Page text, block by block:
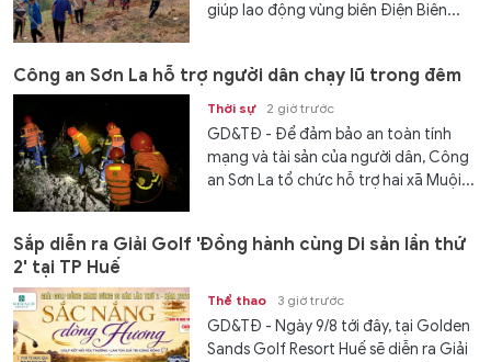
giúp lao động vùng biên Điện Biên...
Công an Sơn La hỗ trợ người dân chạy lũ trong đêm
Thời sự 2 giờ trước
GD&TĐ - Để đảm bảo an toàn tính
mạng và tài sản của người dân, Công
an Sơn La tổ chức hỗ trợ hai xã Muội...
Sắp diễn ra Giải Golf 'Đồng hành cùng Di sản lần thứ
2' tại TP Huế
Thể thao 3 giờ trước
GD&TĐ - Ngày 9/8 tới đây, tại Golden
Sands Golf Resort Huế sẽ diễn ra Giải